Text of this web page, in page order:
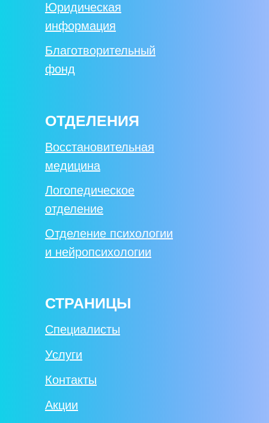
ОТДЕЛЕНИЯ
Восстановительная
медицина
Логопедическое
отделение
Отделение психологии
и нейропсихологии
Юридическая
информация
Благотворительный
фонд
СТРАНИЦЫ
Специалисты
Услуги
Контакты
Акции